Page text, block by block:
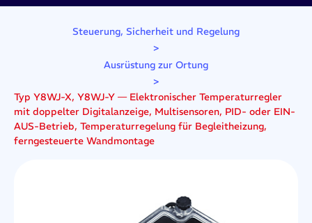
Steuerung, Sicherheit und Regelung
>
Ausrüstung zur Ortung
>
Typ Y8WJ-X, Y8WJ-Y — Elektronischer Temperaturregler
mit doppelter Digitalanzeige, Multisensoren, PID- oder EIN-
AUS-Betrieb, Temperaturregelung für Begleitheizung,
ferngesteuerte Wandmontage